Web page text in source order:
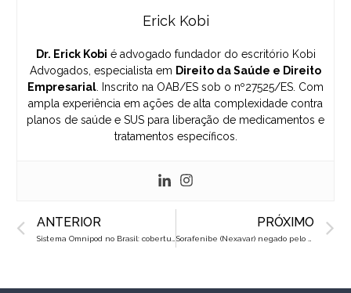
Erick Kobi
Dr. Erick Kobi é advogado fundador do escritório Kobi
Advogados, especialista em Direito da Saúde e Direito
Empresarial. Inscrito na OAB/ES sob o nº27525/ES. Com
ampla experiência em ações de alta complexidade contra
planos de saúde e SUS para liberação de medicamentos e
tratamentos específicos.
Prev
ANTERIOR PRÓXIMO